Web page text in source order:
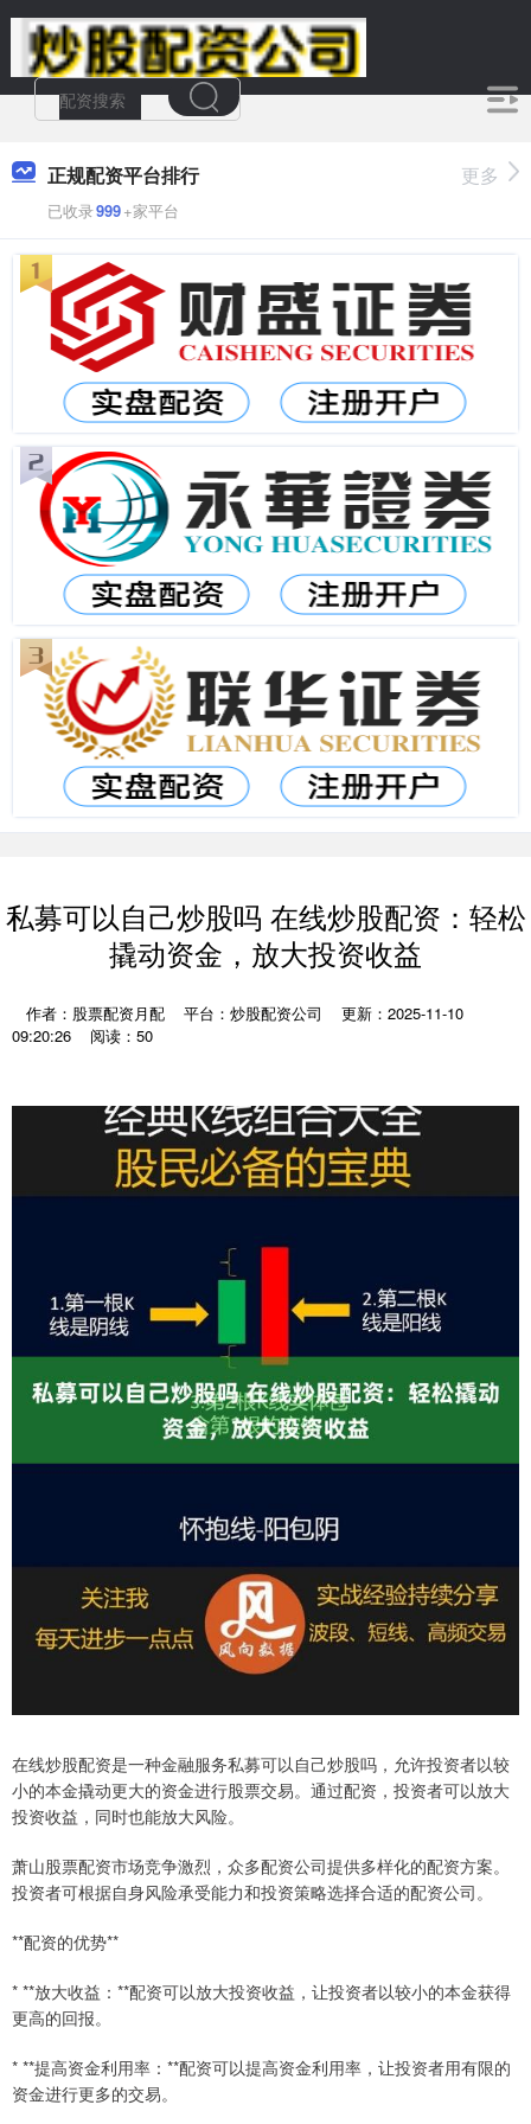
正规配资平台排行
已收录999+家平台
更多
私募可以自己炒股吗 在线炒股配资：轻松
撬动资金，放大投资收益
作者：股票配资月配 平台：炒股配资公司
更新：2025-11-10
09:20:26
阅读：50
在线炒股配资是一种金融服务私募可以自己炒股吗，允许投资者以较
小的本金撬动更大的资金进行股票交易。通过配资，投资者可以放大
投资收益，同时也能放大风险。
萧山股票配资市场竞争激烈，众多配资公司提供多样化的配资方案。
投资者可根据自身风险承受能力和投资策略选择合适的配资公司。
**配资的优势**
* **放大收益：**配资可以放大投资收益，让投资者以较小的本金获得
更高的回报。
* **提高资金利用率：**配资可以提高资金利用率，让投资者用有限的
资金进行更多的交易。